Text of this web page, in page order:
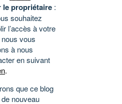
le propriétaire :
souhaitez
l’accès à votre
vous
à nous
en suivant
.
que ce blog
nouveau